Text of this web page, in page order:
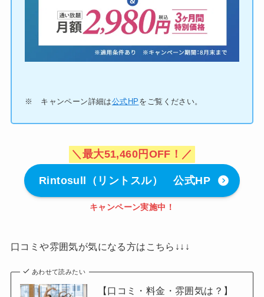
※ キャンペーン詳細は公式HP をご覧ください。
＼最大51,460円OFF！／
Rintosull（リントスル） 公式HP
キャンペーン実施中！
口コミや雰囲気が気になる方はこちら↓↓↓
あわせて読みたい
【口コミ・料金・雰囲気は？】